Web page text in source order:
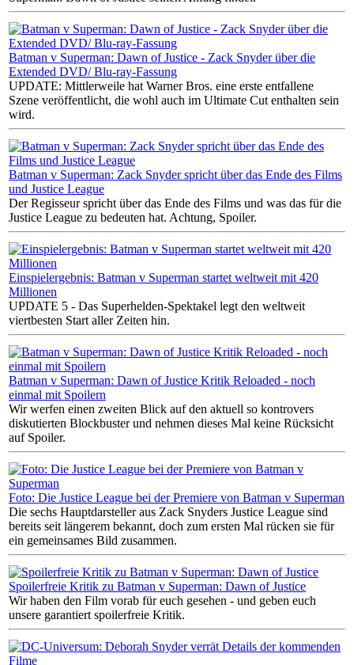
Batman v Superman: Dawn of Justice - Zack Snyder über die
Extended DVD/ Blu-ray-Fassung
UPDATE: Mittlerweile hat Warner Bros. eine erste entfallene
Szene veröffentlicht, die wohl auch im Ultimate Cut enthalten sein
wird.
Batman v Superman: Zack Snyder spricht über das Ende des Films
und Justice League
Der Regisseur spricht über das Ende des Films und was das für die
Justice League zu bedeuten hat. Achtung, Spoiler.
Einspielergebnis: Batman v Superman startet weltweit mit 420
Millionen
UPDATE 5 - Das Superhelden-Spektakel legt den weltweit
viertbesten Start aller Zeiten hin.
Batman v Superman: Dawn of Justice Kritik Reloaded - noch
einmal mit Spoilern
Wir werfen einen zweiten Blick auf den aktuell so kontrovers
diskutierten Blockbuster und nehmen dieses Mal keine Rücksicht
auf Spoiler.
Foto: Die Justice League bei der Premiere von Batman v Superman
Die sechs Hauptdarsteller aus Zack Snyders Justice League sind
bereits seit längerem bekannt, doch zum ersten Mal rücken sie für
ein gemeinsames Bild zusammen.
Spoilerfreie Kritik zu Batman v Superman: Dawn of Justice
Wir haben den Film vorab für euch gesehen - und geben euch
unsere garantiert spoilerfreie Kritik.